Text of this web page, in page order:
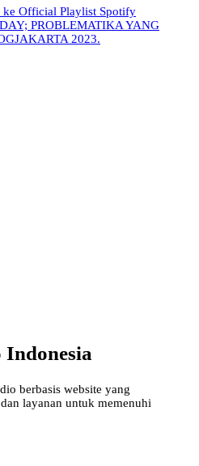
Official Playlist Spotify
PROBLEMATIKA YANG
2023.
berbasis website yang
layanan untuk memenuhi